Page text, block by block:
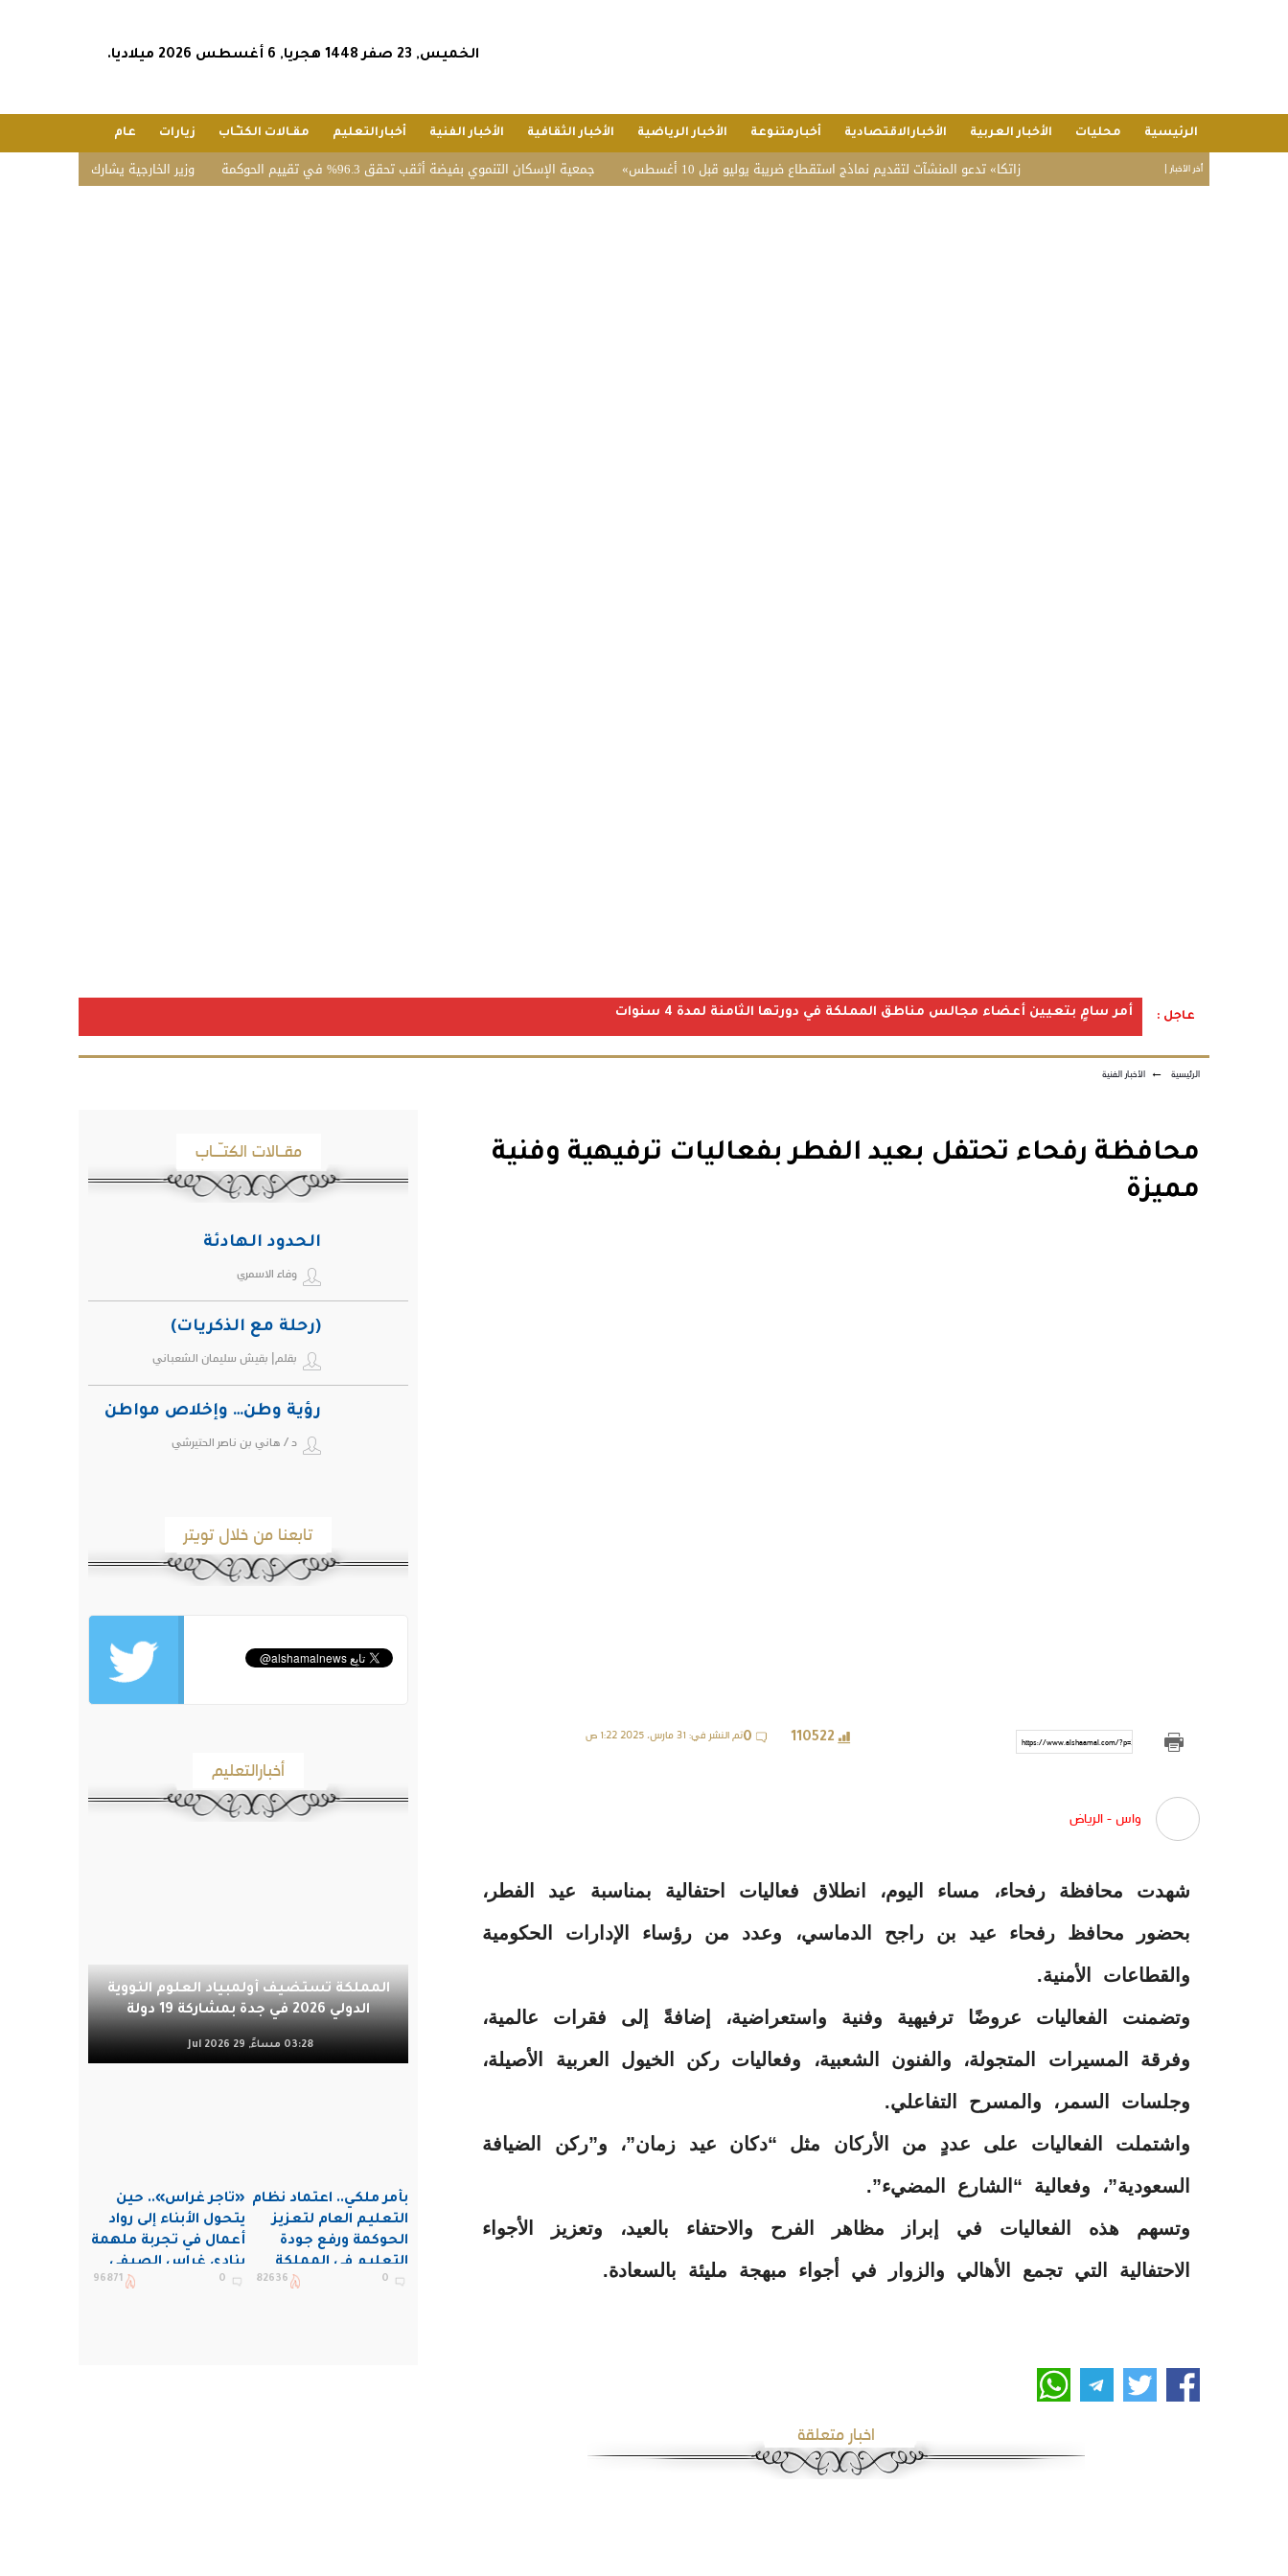
الخميس, 23 صفر 1448 هجريا, 6 أغسطس 2026 ميلاديا.
الرئيسية محليات الأخبار العربية الأخبارالاقتصادية أخبارمتنوعة الأخبار الرياضية الأخبار الثقافية الأخبار الفنية أخبارالتعليم مقـالات الكتـّـاب زيارات عام
أخر الأخبار | وزير الخارجية يشارك في الاجتماع الخامس جمعية الإسكان التنموي بفيضة أثقب تحقق 96.3% في تقييم الحوكمة «زاتكا» تدعو المنشآت لتقديم نماذج استقطاع ضريبة يوليو قبل 10 أغسطس
عاجل : أمر سامٍ بتعيين أعضاء مجالس مناطق المملكة في دورتها الثامنة لمدة 4 سنوات
الرئيسية ← الأخبار الفنية
محافظة رفحاء تحتفل بعيد الفطر بفعاليات ترفيهية وفنية
مميزة
https://www.alshaamal.com/?p=290204
تم النشر في: 31 مارس، 2025 1:22 ص 110522
0
واس - الرياض
شهدت محافظة رفحاء، مساء اليوم، انطلاق فعاليات احتفالية بمناسبة عيد الفطر،
بحضور محافظ رفحاء عيد بن راجح الدماسي، وعدد من رؤساء الإدارات الحكومية
والقطاعات الأمنية.
وتضمنت الفعاليات عروضًا ترفيهية وفنية واستعراضية، إضافةً إلى فقرات عالمية،
وفرقة المسيرات المتجولة، والفنون الشعبية، وفعاليات ركن الخيول العربية الأصيلة،
وجلسات السمر، والمسرح التفاعلي.
واشتملت الفعاليات على عددٍ من الأركان مثل “دكان عيد زمان”، و”ركن الضيافة
السعودية”، وفعالية “الشارع المضيء”.
وتسهم هذه الفعاليات في إبراز مظاهر الفرح والاحتفاء بالعيد، وتعزيز الأجواء
الاحتفالية التي تجمع الأهالي والزوار في أجواء مبهجة مليئة بالسعادة.
اخبار متعلقة
مقـالات الكتـّـاب
الحدود الهادئة
وفاء الاسمري
(رحلة مع الذكريات)
بقلم| بقيش سليمان الشعباني
رؤية وطن… وإخلاص مواطن
د / هاني بن ناصر الحتيرشي
تابعنا من خلال تويتر
أخبارالتعليم
المملكة تستضيف أولمبياد العلوم النووية
الدولي 2026 في جدة بمشاركة 19 دولة
03:28 مساءً, 29 Jul 2026
بأمر ملكي.. اعتماد نظام
التعليم العام لتعزيز
الحوكمة ورفع جودة
التعليم في المملكة
0
82636
«تاجر غراس».. حين
يتحول الأبناء إلى رواد
أعمال في تجربة ملهمة
بنادي غراس الصيفي
بالجبيل
0
96871